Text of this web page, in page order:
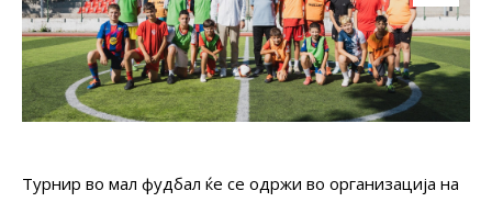
Турнир во мал фудбал ќе се одржи во организација на